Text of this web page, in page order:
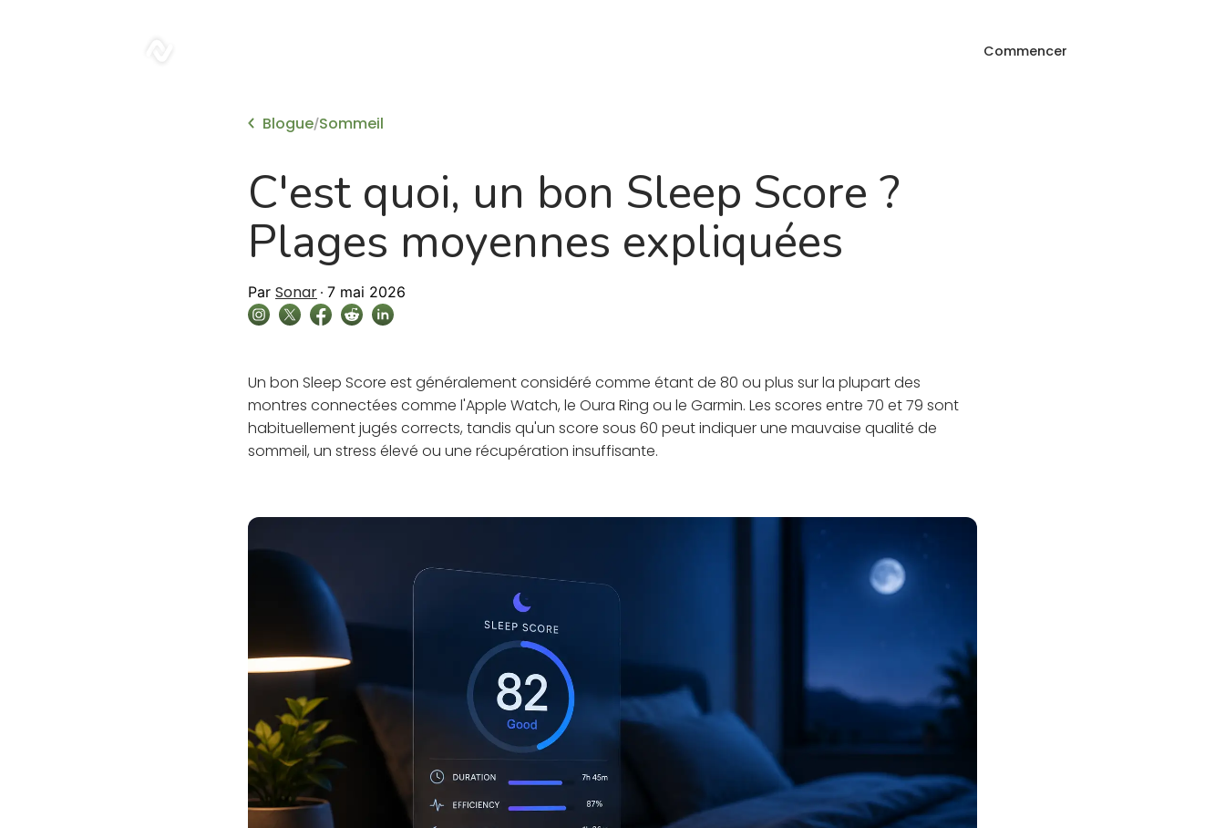
Commencer
Blogue/Sommeil
C'est quoi, un bon Sleep Score ?
Plages moyennes expliquées
Par Sonar 7 mai 2026
Un bon Sleep Score est généralement considéré comme étant de 80 ou plus sur la plupart des
montres connectées comme l'Apple Watch, le Oura Ring ou le Garmin. Les scores entre 70 et 79 sont
habituellement jugés corrects, tandis qu'un score sous 60 peut indiquer une mauvaise qualité de
sommeil, un stress élevé ou une récupération insuffisante.